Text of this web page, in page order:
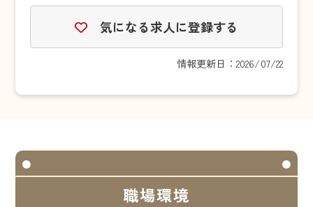
気になる求人に登録する
情報更新日：2026/07/22
職場環境